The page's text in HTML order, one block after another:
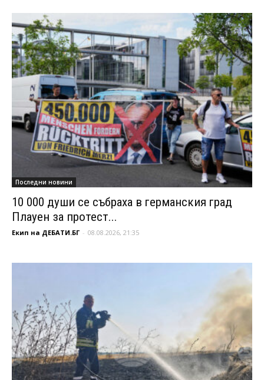
Последни новини
10 000 души се събраха в германския град
Плауен за протест...
Екип на ДЕБАТИ.БГ - 08.08.2026, 21:35